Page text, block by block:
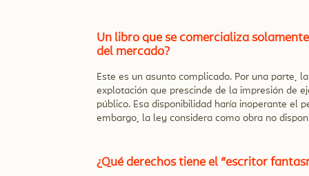
Un libro que se comercializa
del mercado?
Este es un asunto complicado. Por una parte,
explotación que prescinde de la impresión de
público. Esa disponibilidad haría inoperante el
embargo, la ley considera como obra no
¿Qué derechos tiene el “escritor